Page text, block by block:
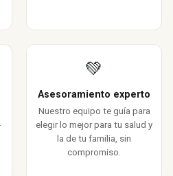
💚
Asesoramiento experto
Nuestro equipo te guía para
elegir lo mejor para tu salud y
la de tu familia, sin
compromiso.